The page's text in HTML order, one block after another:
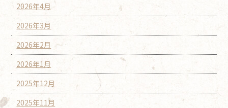
2026年4月
2026年3月
2026年2月
2026年1月
2025年12月
2025年11月